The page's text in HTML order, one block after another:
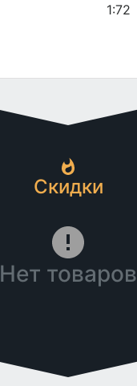
1:72
Скидки
Нет товаров